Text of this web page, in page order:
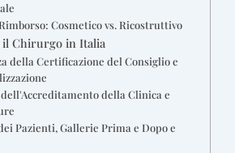
Cosmetico vs. Ricostruttivo
il Chirurgo in Italia
della Certificazione del Consiglio e
della Clinica e
Pazienti, Gallerie Prima e Dopo e